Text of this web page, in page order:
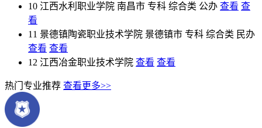
10 江西水利职业学院 南昌市 专科 综合类 公办 查看 查
看
11 景德镇陶瓷职业技术学院 景德镇市 专科 综合类 民办
查看 查看
12 江西冶金职业技术学院 查看 查看
热门专业推荐 查看更多>>